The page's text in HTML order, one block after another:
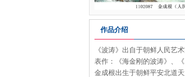
作品介绍
《波涛》出自于朝鲜人民艺
表作：《海金刚的波涛》、
金成根出生于朝鲜平安北道